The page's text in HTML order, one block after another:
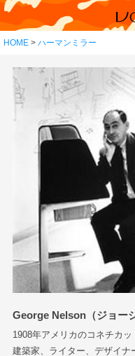
HOME ハーマンミラー
George Nelson（ジョー
1908年アメリカのコネチカッ
建築家、ライター、デザイナ